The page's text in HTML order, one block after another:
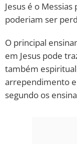
Jesus é o
poderiam ser
O principal
em Jesus pode
também
arrependimento e
segundo os